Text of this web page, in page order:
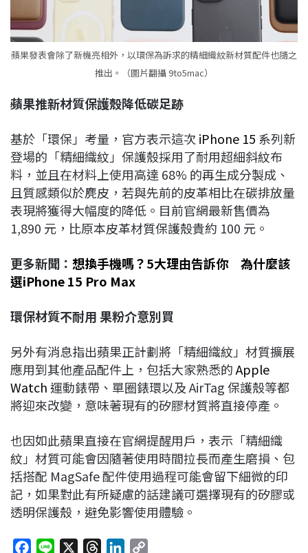
蘋果發表會除了新機亮相外，以環保為訴求的精細織紋新材質配件也隨之
推出。（圖片翻攝 9to5mac）
蘋果推新材質保護殼降低碳足跡
基於「環保」考量，官方表示這次iPhone 15 系列新
登場的「精細織紋」保護殼採用了耐用超細斜紋布
料，並且在材料上使用高達 68% 的再生成分製成、
且質感類似於麂皮，若與先前的皮革相比在碳排放量
表現將獲得大幅度的降低。目前官網最新售價為
1,890 元，比原本皮革材質保護殼貴約 100 元。
更多新聞： 想換手機嗎？5大理由告訴你 為什麼該
選iPhone 15 Pro Max
環保材質不耐用果粉介意別買
另外有消息指出蘋果正計劃將「精細織紋」材質擴展
應用到其他產品配件上，包括大家熟悉的Apple
Watch 運動錶帶、單圈錶環以及 AirTag 保護殼等都
將迎來改變，意味著現有的矽膠材質將直接停產。
也因如此蘋果直接在官網提醒用戶，表示「精細織
紋」材質可能會因隨著使用時間拉長而產生磨損、包
括搭配 MagSafe 配件使用過程可能會留下細微的印
記，如果對此有所疑慮的話建議可選擇現有的矽膠或
透明保護殼，避免影響使用體驗。